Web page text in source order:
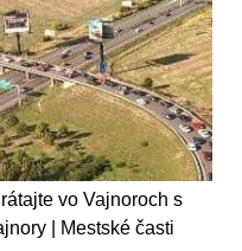
vo Vajnoroch s
| Mestské časti